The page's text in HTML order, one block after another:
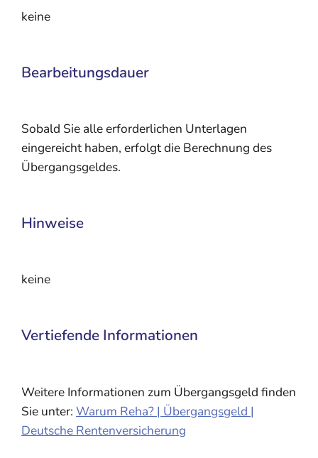
keine
Bearbeitungsdauer
Sobald Sie alle erforderlichen Unterlagen
eingereicht haben, erfolgt die Berechnung des
Übergangsgeldes.
Hinweise
keine
Vertiefende Informationen
Weitere Informationen zum Übergangsgeld finden
Sie unter: Warum Reha? | Übergangsgeld |
Deutsche Rentenversicherung